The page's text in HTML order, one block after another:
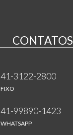
CONTATOS
41-3122-2800
FIXO
41-99890-1423
WHATSAPP